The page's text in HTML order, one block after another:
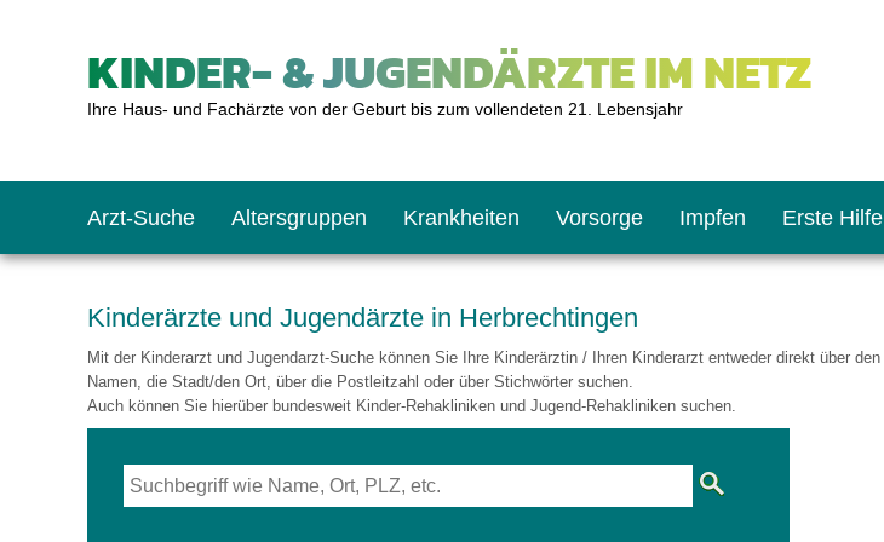
KINDER- & JUGENDÄRZTE IM NETZ
Ihre Haus- und Fachärzte von der Geburt bis zum vollendeten 21. Lebensjahr
Arzt-Suche Altersgruppen
Kleinkinder
Krankheiten Vorsorge
Kleinkind: U7 bis U9
Impfen
Impfen: Wann und wie oft?
Erste Hilfe
Giftnotruf
Sozialpädiatrie
Körpergrößen-Rechner
Kinderärzte und Jugendärzte in Herbrechtingen
Mit der Kinderarzt und Jugendarzt-Suche können Sie Ihre Kinderärztin / Ihren Kinderarzt entweder direkt über den
Namen, die Stadt/den Ort, über die Postleitzahl oder über Stichwörter suchen.
Auch können Sie hierüber bundesweit Kinder-Rehakliniken und Jugend-Rehakliniken suchen.